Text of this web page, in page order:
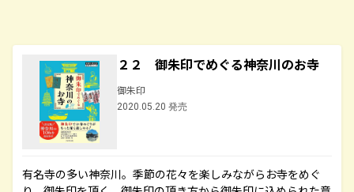
２２ 御朱印でめぐる神奈川のお寺
御朱印
2020.05.20 発売
有名寺の多い神奈川。季節の花々を楽しみながらお寺をめぐ